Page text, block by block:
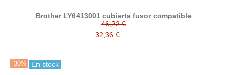
Brother LY6413001 cubierta fusor compatible
46,22 €
32,36 €
-30% En stock